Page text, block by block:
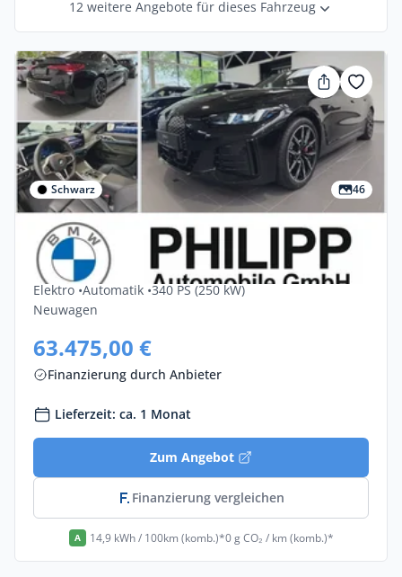
12 weitere Angebote für dieses Fahrzeug
Schwarz 46
Privat & Gewerbe
Bmw I4 EDrive40 5dr
Elektro •Automatik •340 PS (250 kW)
Neuwagen
63.475,00 €
Finanzierung durch Anbieter
Lieferzeit: ca. 1 Monat
Zum Angebot
Finanzierung vergleichen
A 14,9 kWh / 100km (komb.)*0 g CO₂ / km (komb.)*